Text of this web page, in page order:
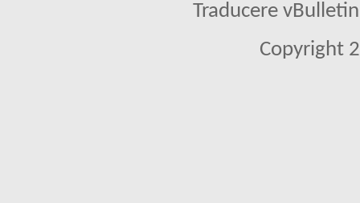
Traducere
Copyright